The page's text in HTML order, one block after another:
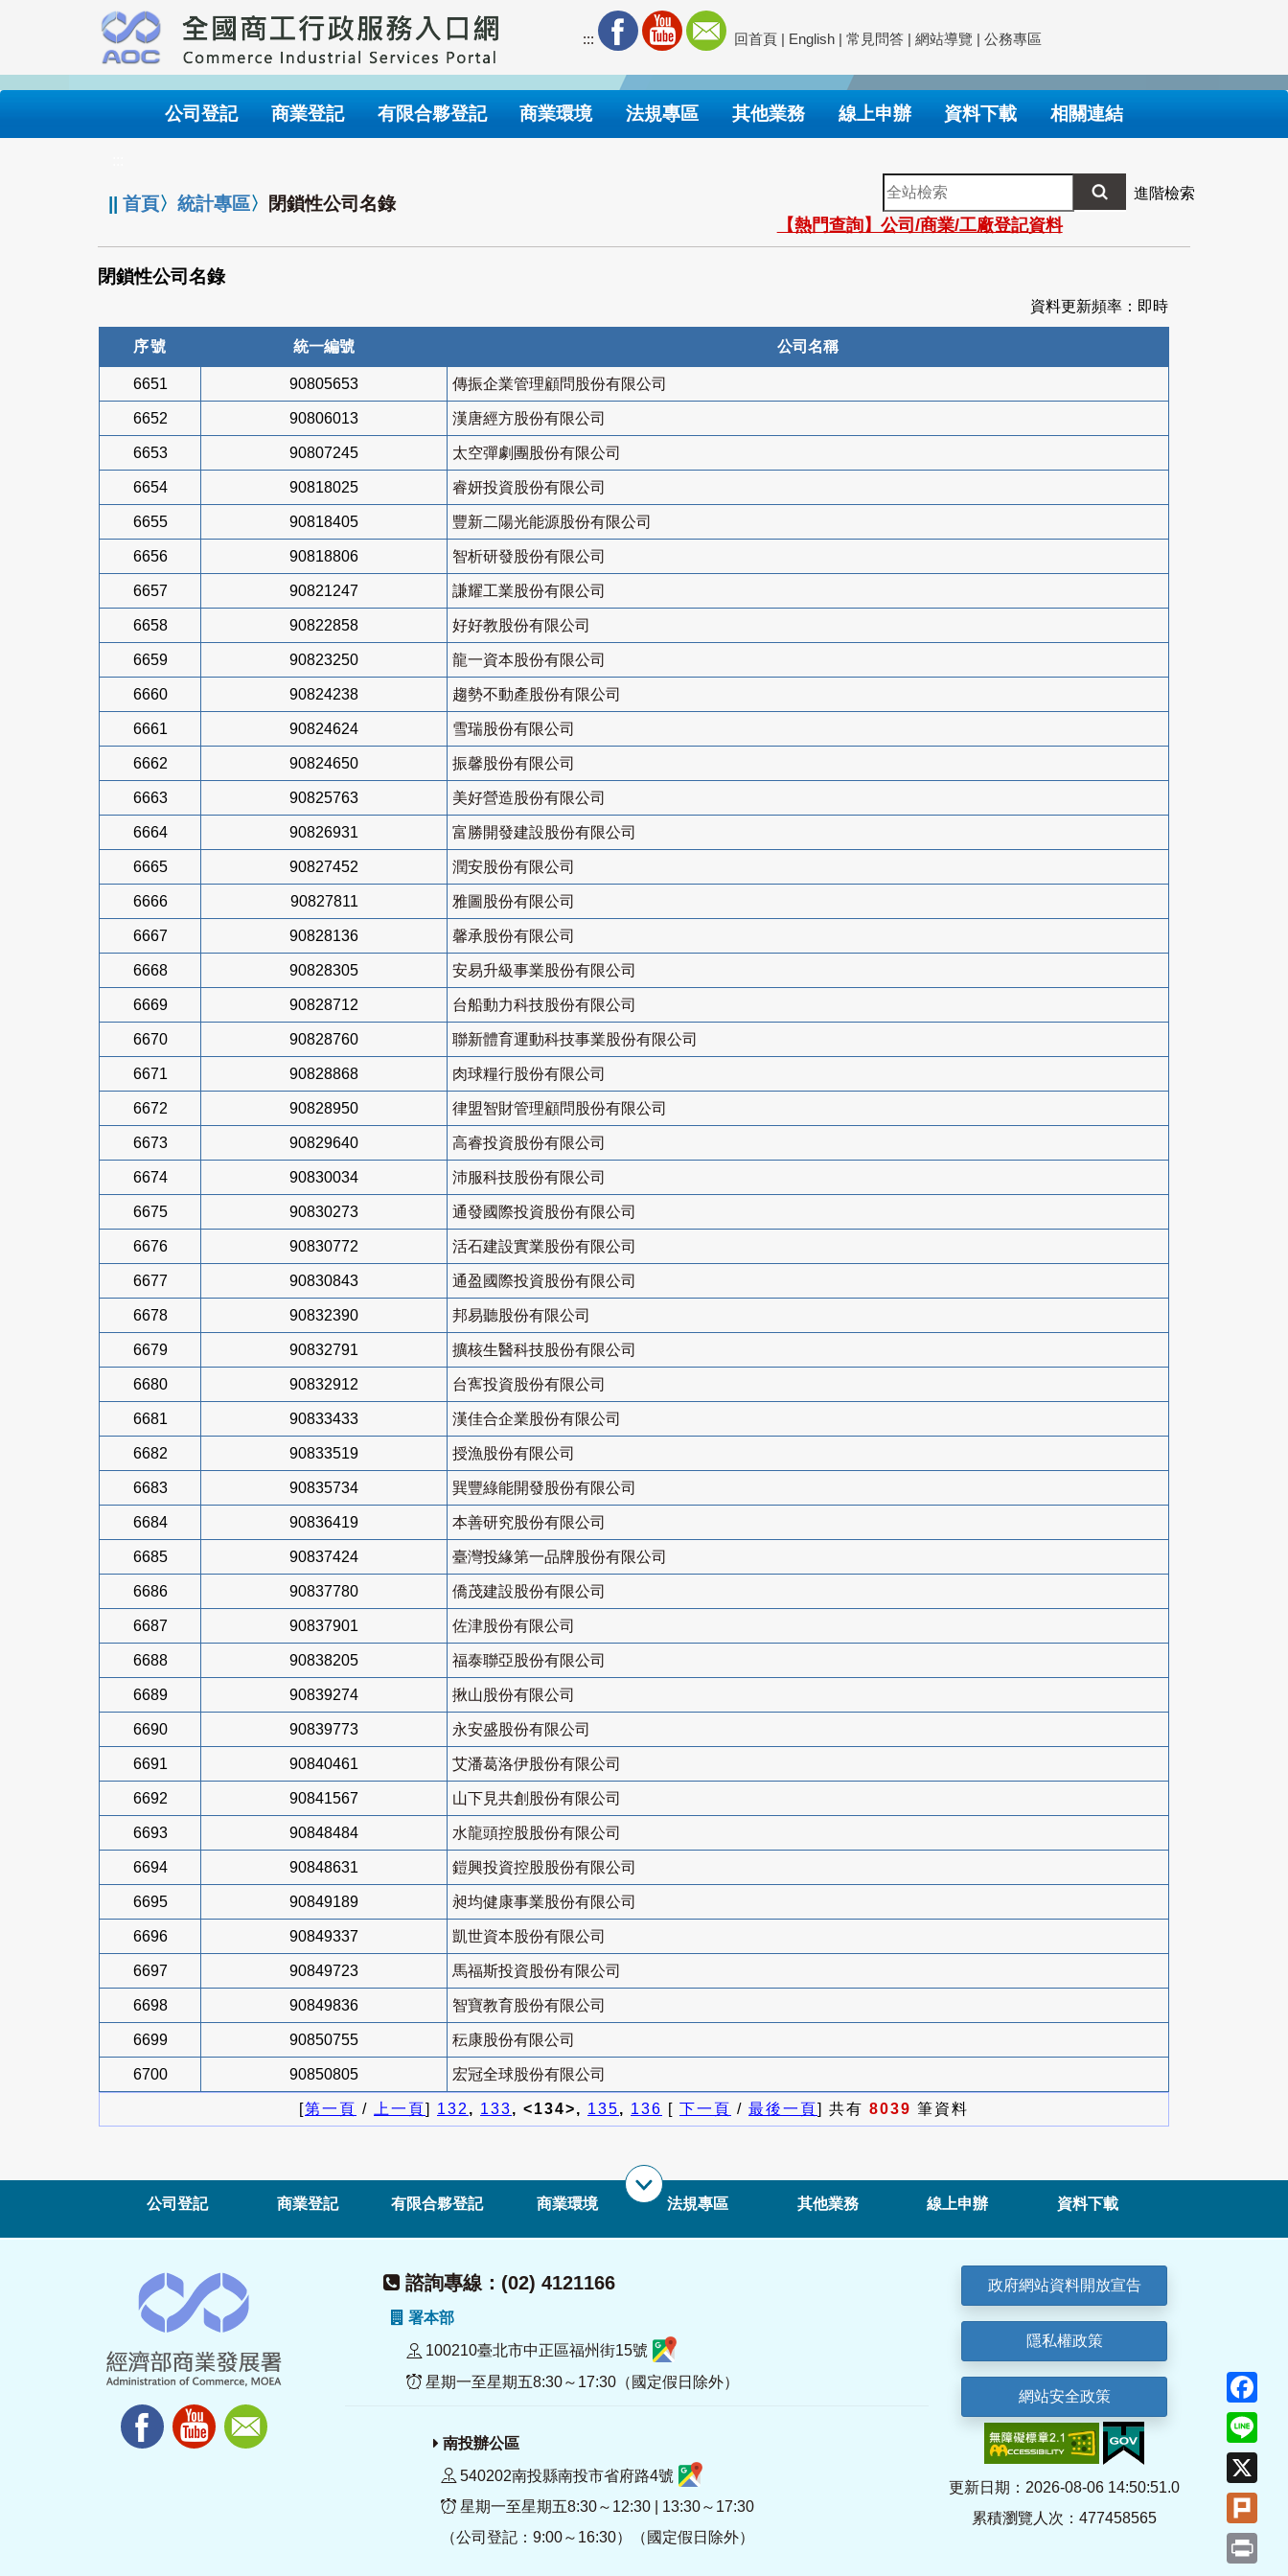
要
內
::: 回首頁 | English | 常見問答 | 網站導覽 | 公務專區
公司登記 商業登記 有限合夥登記 商業環境 法規專區 其他業務 線上申辦 資料下載 相關連結
||首頁〉統計專區〉 閉鎖性公司名錄
全
站
檢
索
進階檢索
【熱門查詢】公司/商業/工廠登記資料
閉鎖性公司名錄
資料更新頻率：即時
序號 統一編號 公司名稱
6651 90805653 傳振企業管理顧問股份有限公司
6652 90806013 漢唐經方股份有限公司
6653 90807245 太空彈劇團股份有限公司
6654 90818025 睿妍投資股份有限公司
6655 90818405 豐新二陽光能源股份有限公司
6656 90818806 智析研發股份有限公司
6657 90821247 謙耀工業股份有限公司
6658 90822858 好好教股份有限公司
6659 90823250 龍一資本股份有限公司
6660 90824238 趨勢不動產股份有限公司
6661 90824624 雪瑞股份有限公司
6662 90824650 振馨股份有限公司
6663 90825763 美好營造股份有限公司
6664 90826931 富勝開發建設股份有限公司
6665 90827452 潤安股份有限公司
6666 90827811 雅圖股份有限公司
6667 90828136 馨承股份有限公司
6668 90828305 安易升級事業股份有限公司
6669 90828712 台船動力科技股份有限公司
6670 90828760 聯新體育運動科技事業股份有限公司
6671 90828868 肉球糧行股份有限公司
6672 90828950 律盟智財管理顧問股份有限公司
6673 90829640 高睿投資股份有限公司
6674 90830034 沛服科技股份有限公司
6675 90830273 通發國際投資股份有限公司
6676 90830772 活石建設實業股份有限公司
6677 90830843 通盈國際投資股份有限公司
6678 90832390 邦易聽股份有限公司
6679 90832791 擴核生醫科技股份有限公司
6680 90832912 台寯投資股份有限公司
6681 90833433 漢佳合企業股份有限公司
6682 90833519 授漁股份有限公司
6683 90835734 巽豐綠能開發股份有限公司
6684 90836419 本善研究股份有限公司
6685 90837424 臺灣投緣第一品牌股份有限公司
6686 90837780 僑茂建設股份有限公司
6687 90837901 佐津股份有限公司
6688 90838205 福泰聯亞股份有限公司
6689 90839274 揪山股份有限公司
6690 90839773 永安盛股份有限公司
6691 90840461 艾潘葛洛伊股份有限公司
6692 90841567 山下見共創股份有限公司
6693 90848484 水龍頭控股股份有限公司
6694 90848631 鎧興投資控股股份有限公司
6695 90849189 昶均健康事業股份有限公司
6696 90849337 凱世資本股份有限公司
6697 90849723 馬福斯投資股份有限公司
6698 90849836 智寶教育股份有限公司
6699 90850755 秐康股份有限公司
6700 90850805 宏冠全球股份有限公司
[第一頁 / 上一頁] 132, 133, <134>, 135, 136 [ 下一頁 / 最後一頁] 共有 8039 筆資料
公司登記 商業登記 有限合夥登記 商業環境 法規專區 其他業務 線上申辦 資料下載
諮詢專線：(02) 4121166
署本部
100210臺北市中正區福州街15號
星期一至星期五8:30～17:30（國定假日除外）
南投辦公區
540202南投縣南投市省府路4號
星期一至星期五8:30～12:30 | 13:30～17:30
（公司登記：9:00～16:30）（國定假日除外）
政府網站資料開放宣告
隱私權政策
網站安全政策
更新日期：2026-08-06 14:50:51.0
累積瀏覽人次：477458565